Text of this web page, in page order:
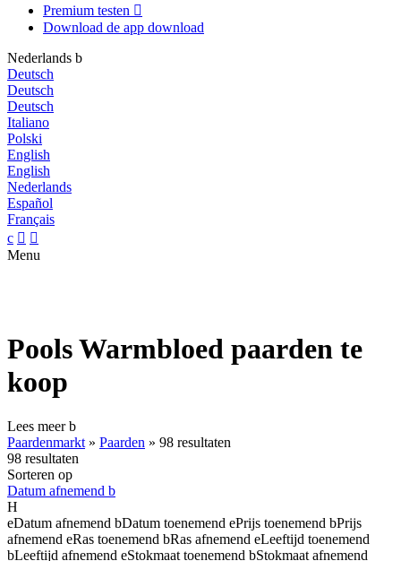
Premium testen 
Download de app download
Nederlands b
Deutsch
Deutsch
Deutsch
Italiano
Polski
English
English
Nederlands
Español
Français
c  
Menu
Pools Warmbloed paarden te
koop
Lees meerb
Paardenmarkt » Paarden » 98 resultaten
98 resultaten
Sorteren op
Datum afnemend b
H
eDatum afnemend bDatum toenemend ePrijs toenemend bPrijs
afnemend eRas toenemend bRas afnemend eLeeftijd toenemend
bLeeftijd afnemend eStokmaat toenemend bStokmaat afnemend